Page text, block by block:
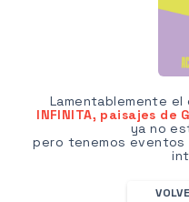
Lamentablemente el
INFINITA, paisajes de
ya no
pero tenemos eventos